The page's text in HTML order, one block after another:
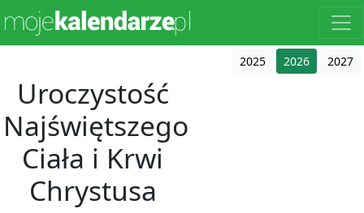
2025 2026 2027
Uroczystość
Najświętszego
Ciała i Krwi
Chrystusa